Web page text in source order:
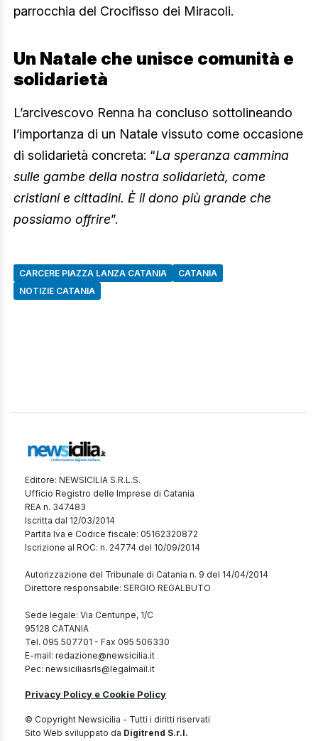
parrocchia del Crocifisso dei Miracoli.
Un Natale che unisce comunità e
solidarietà
L’arcivescovo Renna ha concluso sottolineando
l’importanza di un Natale vissuto come occasione
di solidarietà concreta: “La speranza cammina
sulle gambe della nostra solidarietà, come
cristiani e cittadini. È il dono più grande che
possiamo offrire”.
CARCERE PIAZZA LANZA CATANIA
CATANIA
NOTIZIE CATANIA
Editore: NEWSICILIA S.R.L.S.
Ufficio Registro delle Imprese di Catania
REA n. 347483
Iscritta dal 12/03/2014
Partita Iva e Codice fiscale: 05162320872
Iscrizione al ROC: n. 24774 del 10/09/2014
Autorizzazione del Tribunale di Catania n. 9 del 14/04/2014
Direttore responsabile: SERGIO REGALBUTO
Sede legale: Via Centuripe, 1/C
95128 CATANIA
Tel. 095 507701 - Fax 095 506330
E-mail: redazione@newsicilia.it
Pec: newsiciliasrls@legalmail.it
Privacy Policy e Cookie Policy
© Copyright Newsicilia - Tutti i diritti riservati
Sito Web sviluppato da Digitrend S.r.l.